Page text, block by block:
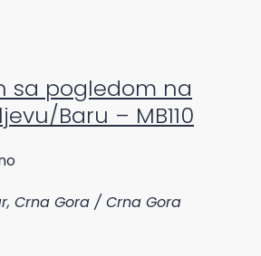
sa pogledom na
Baru – MB110
Crna Gora / Crna Gora